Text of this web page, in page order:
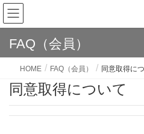
FAQ（会員）
HOME FAQ（会員） 同意取得に
同意取得について